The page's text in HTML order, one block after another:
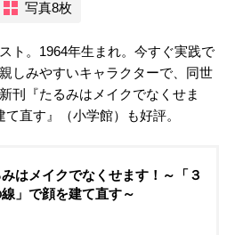
写真8枚
ト。1964年生まれ。今すぐ実践で
しみやすいキャラクターで、同世
刊『たるみはメイクでなくせま
直す』（小学館）も好評。
はメイクでなくせます！～「３
」で顔を建て直す～